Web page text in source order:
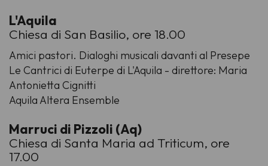
L'Aquila
Chiesa di San Basilio, ore 18.00
Amici pastori. Dialoghi musicali davanti al Presepe
Le Cantrici di Euterpe di L'Aquila - direttore: Maria
Antonietta Cignitti
Aquila Altera Ensemble
Marruci di Pizzoli (Aq)
Chiesa di Santa Maria ad Triticum, ore
17.00